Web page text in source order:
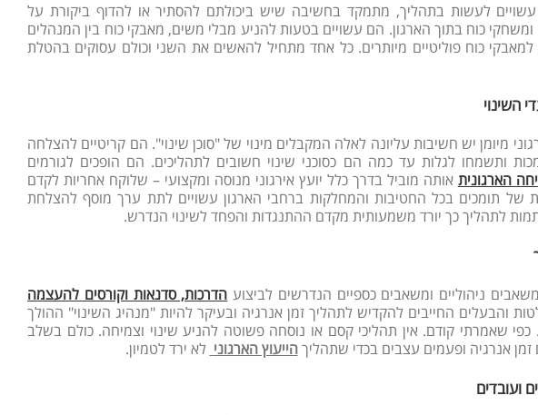
לעשות בתהליך, מתמקד בחשיבה שיש ביכולתם להסתיר או להדוף ביקורת על
כוח בתוך הארגון. הם עשויים בטעות להניע מבלי משים, מאבקי כוח בין המנהלים
למאבקי כוח פוליטיים מיותרים. כל אחד מתחיל להאשים את השני וכולם עסוקים בהטלת
השינוי
מיומן יש חשיבות עליונה לאלה המקבלים מינוי של "סוכן שינוי". הם קריטיים להצלחה
ותשמחו לגלות עד כמה הם כסוכני שינוי חשובים לתהליכים. הם הופכים לגורמים
הארגונית אותה מוביל בדרך כלל יועץ אירגוני מנוסה ומקצועי – שלוקח אחריות לקדם
של תומכים בכל החטיבות והמחלקות ברחבי הארגון עשויים לתת ערך מוסף להצלחת
לתהליך כך יורד משמעותית מקדם ההתנגדות והפחד לשינוי הנדרש.
ניהוליים ומשאבים כספיים הנדרשים לביצוע הדרכות, סדנאות וקורסים להעצמה
והבעלים החייבים להקדיש לתהליך זמן אנרגיה ובעיקר להיות "מנהיג השינוי" ההולך
שאמרתי קודם. אין תהליכי קסם או נוסחה פשוטה להניע שינוי וצמיחה. כולם בשלב
אנרגיה ופעמים עצבים בכדי שתהליךהייעוץ הארגוני לא ירד לטמיון.
ועובדים